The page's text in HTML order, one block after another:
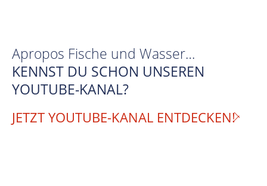
Apropos Fische und Wasser…
KENNST DU SCHON UNSEREN
YOUTUBE-KANAL?
JETZT YOUTUBE-KANAL ENTDECKEN!